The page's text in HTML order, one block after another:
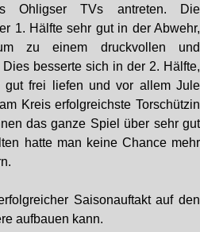
Ohligser TVs antreten. Die
1. Hälfte sehr gut in der Abwehr,
zu einem druckvollen und
besserte sich in der 2. Hälfte,
frei liefen und vor allem Jule
Kreis erfolgreichste Torschützin
das ganze Spiel über sehr gut
hatte man keine Chance mehr
Saisonauftakt auf den
aufbauen kann.